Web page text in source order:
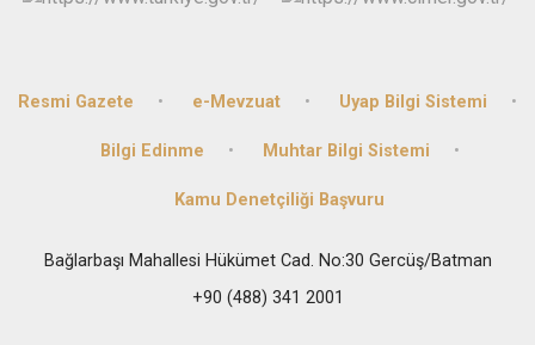
Resmi Gazete e-Mevzuat Uyap Bilgi Sistemi
Bilgi Edinme Muhtar Bilgi Sistemi
Kamu Denetçiliği Başvuru
Bağlarbaşı Mahallesi Hükümet Cad. No:30 Gercüş/Batman
+90 (488) 341 2001